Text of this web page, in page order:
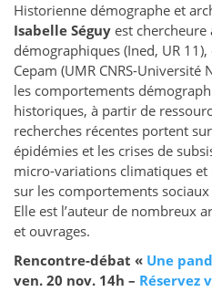
Historienne démographe et
Isabelle Séguy est chercheure
démographiques (Ined, UR
Cepam (UMR CNRS-Université
les comportements
historiques, à partir de
recherches récentes portent
épidémies et les crises de
micro-variations climatiques
sur les comportements
Elle est l’auteur de nombreux
et ouvrages.
Rencontre-débat « Une
ven. 20 nov. 14h – Réservez